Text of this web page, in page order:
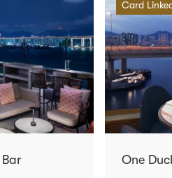
Card
One